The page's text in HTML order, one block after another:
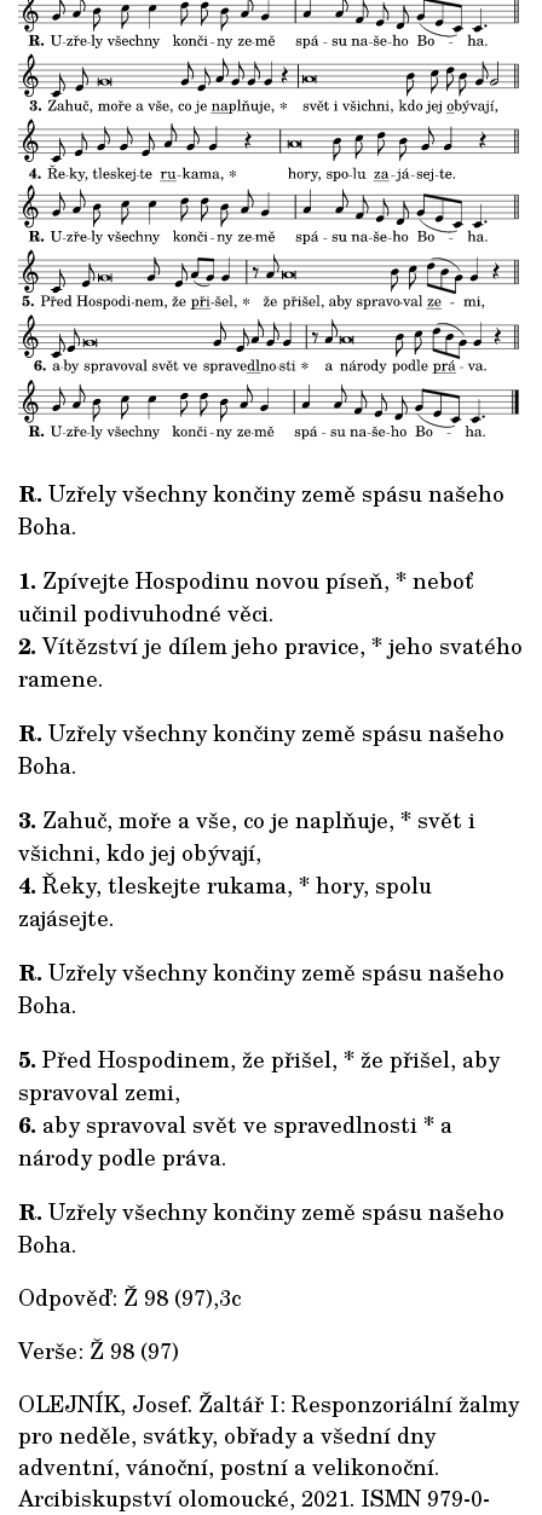
R. Uzřely všechny končiny země spásu našeho
Boha.
1. Zpívejte Hospodinu novou píseň, * neboť
učinil podivuhodné věci.
2.Vítězství je dílem jeho pravice, * jeho svatého
ramene.
R. Uzřely všechny končiny země spásu našeho
Boha.
3. Zahuč, moře a vše, co je naplňuje, * svět i
všichni, kdo jej obývají,
4. Řeky, tleskejte rukama, * hory, spolu
zajásejte.
R. Uzřely všechny končiny země spásu našeho
Boha.
5. Před Hospodinem, že přišel, * že přišel, aby
spravoval zemi,
6. aby spravoval svět ve spravedlnosti * a
národy podle práva.
R. Uzřely všechny končiny země spásu našeho
Boha.
Odpověď: Ž 98 (97),3c
Verše: Ž 98 (97)
OLEJNÍK, Josef. Žaltář I: Responzoriální žalmy
pro neděle, svátky, obřady a všední dny
adventní, vánoční, postní a velikonoční.
Arcibiskupství olomoucké, 2021. ISMN 979-0-